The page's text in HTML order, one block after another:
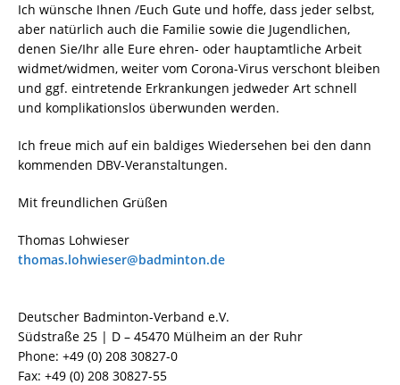
Ich wünsche Ihnen /Euch Gute und hoffe, dass jeder selbst,
aber natürlich auch die Familie sowie die Jugendlichen,
denen Sie/Ihr alle Eure ehren- oder hauptamtliche Arbeit
widmet/widmen, weiter vom Corona-Virus verschont bleiben
und ggf. eintretende Erkrankungen jedweder Art schnell
und komplikationslos überwunden werden.
Ich freue mich auf ein baldiges Wiedersehen bei den dann
kommenden DBV-Veranstaltungen.
Mit freundlichen Grüßen
Thomas Lohwieser
thomas.lohwieser@badminton.de
Deutscher Badminton-Verband e.V.
Südstraße 25 | D – 45470 Mülheim an der Ruhr
Phone: +49 (0) 208 30827-0
Fax: +49 (0) 208 30827-55